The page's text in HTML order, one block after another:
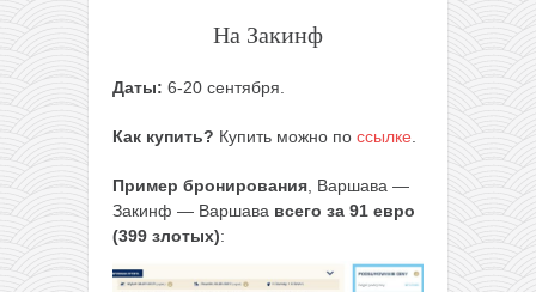
На Закинф
Даты: 6-20 сентября.
Как купить? Купить можно по ссылке
Пример бронирования , Варшава —
Закинф — Варшава всего за 91 евро
(399 злотых):